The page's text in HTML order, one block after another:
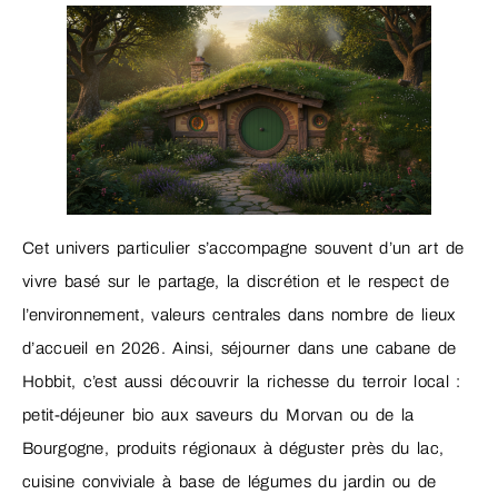
Cet univers particulier s’accompagne souvent d’un art de
vivre basé sur le partage, la discrétion et le respect de
l’environnement, valeurs centrales dans nombre de lieux
d’accueil en 2026. Ainsi, séjourner dans une cabane de
Hobbit, c’est aussi découvrir la richesse du terroir local :
petit-déjeuner bio aux saveurs du Morvan ou de la
Bourgogne, produits régionaux à déguster près du lac,
cuisine conviviale à base de légumes du jardin ou de